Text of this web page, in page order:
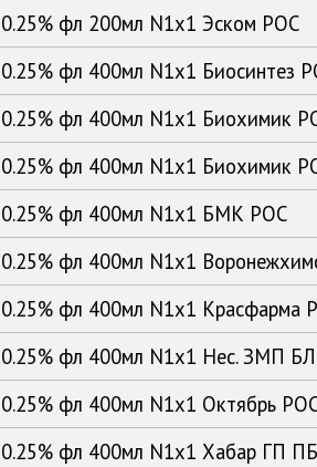
фл 200мл N1x1 Эском РОС
фл 400мл N1x1 Биосинтез
фл 400мл N1x1 Биохимик
фл 400мл N1x1 Биохимик
фл 400мл N1x1 БМК РОС
фл 400мл N1x1
фл 400мл N1x1 Красфарма
фл 400мл N1x1 Нес. ЗМП
фл 400мл N1x1 Октябрь
фл 400мл N1x1 Хабар ГП